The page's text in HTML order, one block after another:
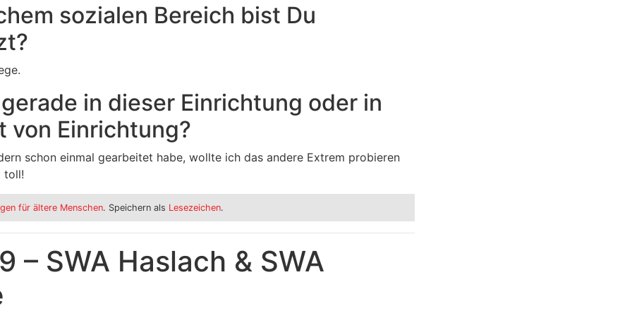
sozialen Bereich bist Du
in dieser Einrichtung oder in
von Einrichtung?
schon einmal gearbeitet habe, wollte ich das andere Extrem probieren
toll!
für ältere Menschen. Speichern als Lesezeichen.
– SWA Haslach & SWA